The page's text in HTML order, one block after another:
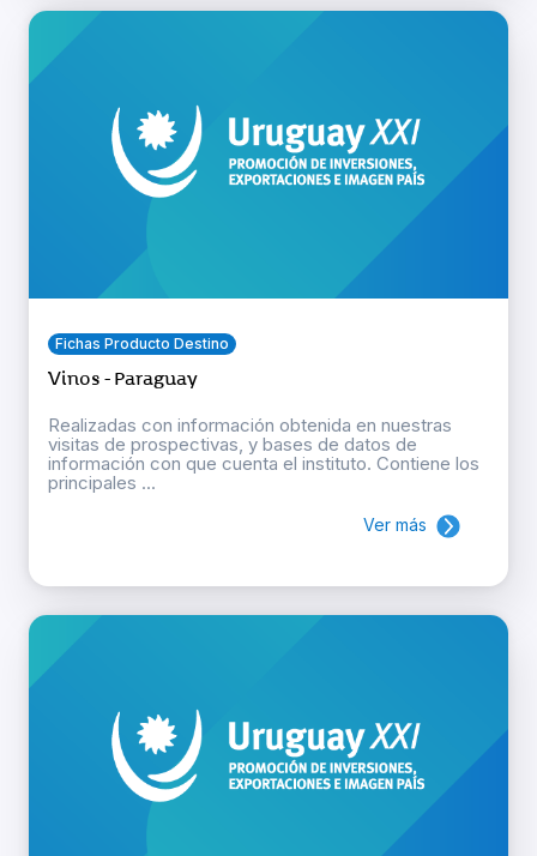
Fichas Producto Destino
Vinos - Paraguay
Realizadas con información obtenida en nuestras
visitas de prospectivas, y bases de datos de
información con que cuenta el instituto. Contiene los
principales ...
Ver más